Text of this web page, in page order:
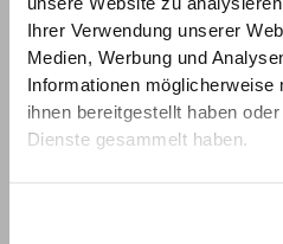
Ihrer Verwendung unserer
Medien, Werbung und
Informationen
ihnen bereitgestellt haben
Dienste gesammelt haben.